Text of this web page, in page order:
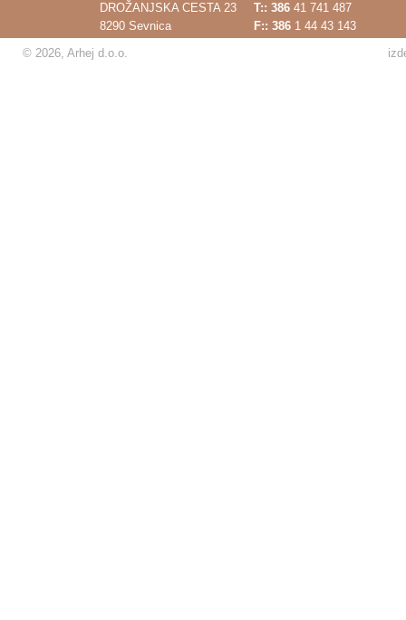
DROŽANJSKA CESTA 23
8290 Sevnica
T:: 386 41 741 487
F:: 386 1 44 43 143
© 2026, Arhej d.o.o.